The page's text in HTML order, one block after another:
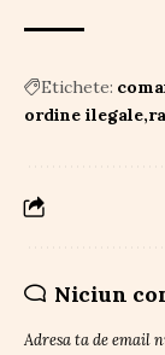
Etichete:
ordine ilegale
Niciun
Adresa ta de email